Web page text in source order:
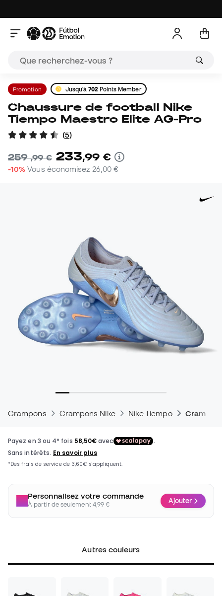
Promotion Jusqu'à702 Points Member
Chaussure de football Nike
Tiempo Maestro Elite AG-Pro
(5)
259,99 € 233,99 €
-10% Vous économisez 26,00 €
Crampons Crampons Nike Nike Tiempo
Personnalisez votre commande
À partir de seulement 4,99 € Ajouter
Autres couleurs